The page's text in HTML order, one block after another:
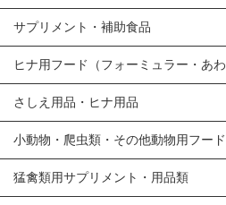
サプリメント・補助食品
ヒナ用フード（フォーミュラー・あわ
さしえ用品・ヒナ用品
小動物・爬虫類・その他動物用フー
猛禽類用サプリメント・用品類